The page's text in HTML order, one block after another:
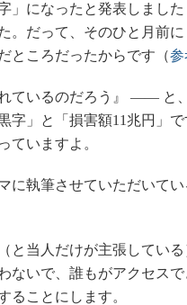
」
」になったと発表しました
。だって、そのひと月前
ところだったからです（参
ているのだろう』 ―― と
」と「損害額11兆円」で
ていますよ。
執筆させていただいて
当人だけが主張している
ないで、誰もがアクセスで
ることにします。